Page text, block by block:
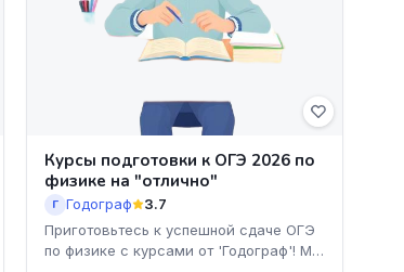
Курсы подготовки к ОГЭ 2026 по
физике на "отлично"
Г Годограф
3.7
Приготовьтесь к успешной сдаче ОГЭ
по физике с курсами от 'Годограф'! Мы